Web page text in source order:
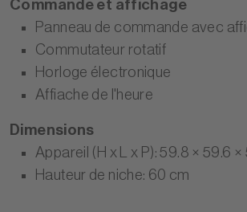
Commande et affichage
Panneau de commande avec
Commutateur rotatif
Horloge électronique
Affiache de l'heure
Dimensions
Appareil (H x L x P): 59.8 × 59.6
Hauteur de niche: 60 cm